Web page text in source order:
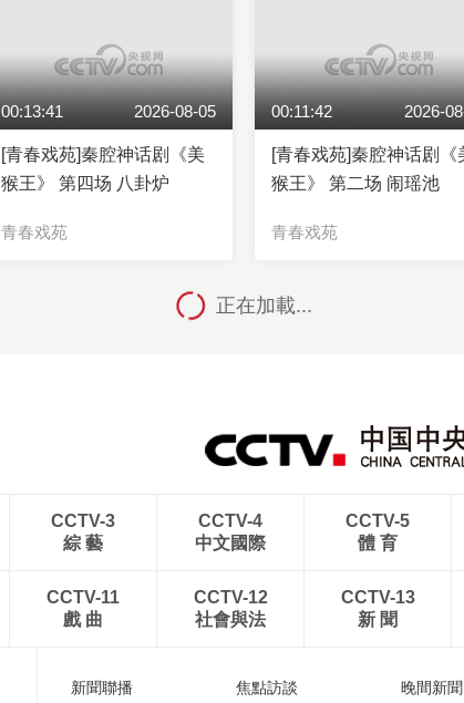
00:13:41 2026-08-05
[青春戏苑]秦腔神话剧《美
猴王》 第四场 八卦炉
青春戏苑
00:11:42 2026-
[青春戏苑]秦腔神话剧《
猴王》 第二场 闹瑶池
青春戏苑
正在加載...
CCTV-3
綜 藝
CCTV-4
中文國際
CCTV-5
體 育
CCTV-11
戲 曲
CCTV-12
社會與法
CCTV-13
新 聞
新聞聯播 焦點訪談 晚間新聞